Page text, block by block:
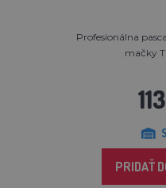
Profesionálna
mačky
PRIDAŤ